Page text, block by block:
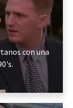
con una